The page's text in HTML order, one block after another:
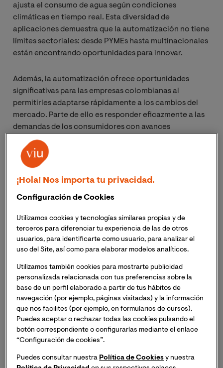
ajusta el consumo de agua según condiciones
climáticas en tiempo real. Esta diversidad de
aplicaciones demuestra que la automatización no tiene
límites sectoriales: desde PYMEs hasta multinacionales
están encontrando oportunidades para innovar.
Además, la automatización ofrece oportunidades
significativas para las empresas colombianas al
permitirles adaptarse rápidamente a los cambios del
mercado. Parte de ello es responder eficazmente a las
demandas de los consumidores con avances
tecnológicos continuos y un entorno económico
dinámico. La automatización se presenta como una
solución estratégica para enfrentar desafíos actuales y
futuros. Fórmate en línea en La Universidad
Internacional de Valencia con programas académicos
avanzados para ser parte del desarrollo empresarial
En este artículo exploraremos cómo se clasifican los
procesos automatizados, su impacto en la industria
tecnología. Veremos las tendencias y
oportunidades
emergentes para las empresas locales. Además,
casos de éxito que ilustran cómo algunas empresas
colombianas han implementado procesos
automatizados con resultados positivos.
¿Qué son los procesos de automatización y cómo
funcionan?
¡Hola! Nos importa tu privacidad.
Configuración de Cookies
Utilizamos cookies y tecnologías similares propias y de
terceros para diferenciar tu experiencia de las de otros
usuarios, para identificarte como usuario, para analizar el
uso del Site, así como para elaborar modelos analíticos.
Utilizamos también cookies para mostrarte publicidad
personalizada relacionada con tus preferencias sobre la
base de un perfil elaborado a partir de tus hábitos de
navegación (por ejemplo, páginas visitadas) y la información
que nos facilites (por ejemplo, en formularios de cursos).
Puedes aceptar o rechazar todas las cookies pulsando el
botón correspondiente o configurarlas mediante el enlace
“Configuración de cookies”.
Puedes consultar nuestra Política de Cookies y nuestra